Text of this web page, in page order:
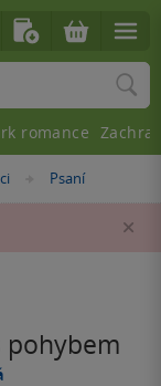
»Psaní
pohybem
romance